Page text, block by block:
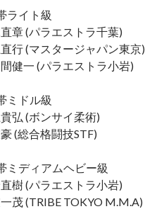
ライト級
(パラエストラ千葉)
行 (マスタージャパン東京)
一 (パラエストラ小岩)
ミドル級
(ボンサイ柔術)
(総合格闘技STF)
ミディアムヘビー級
(パラエストラ小岩)
茂 (TRIBE TOKYO M.M.A)